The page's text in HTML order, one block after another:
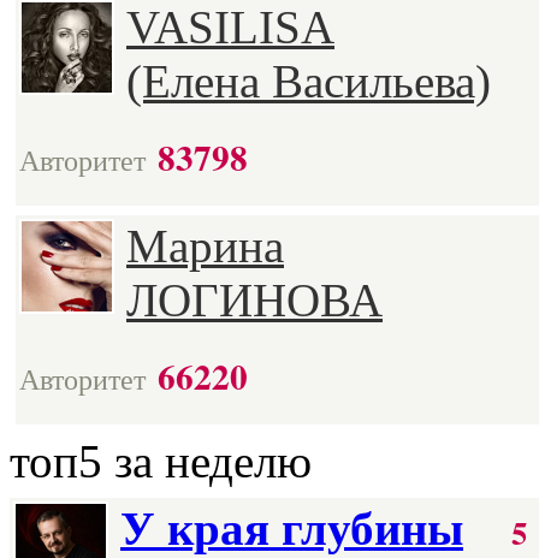
VASILISA
(Елена Васильева)
Авторитет 83798
Марина
ЛОГИНОВА
Авторитет 66220
топ5 за неделю
У края глубины
5